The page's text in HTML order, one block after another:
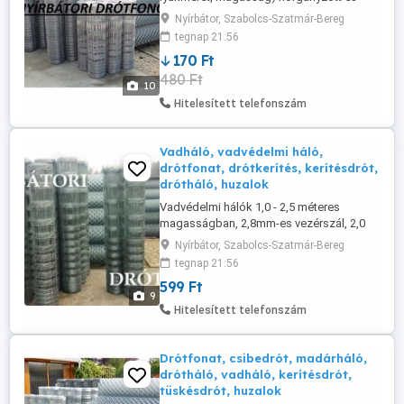
10
műanyagos drótfonatok, vadvédelmi
hálók, valamint horganyzott, tüskés és
fekete huzalok gyártása és forgalmazása.
Nyitva tartás rugalmas, csak telefonon
egyeztessünk! Horganyzott gépfonat:
60x60/1,7/1000 - bruttó ,- Ft/fm. Változás
...
Nyírbátor, Szabolcs-Szatmár-Bereg
tegnap 21:56
170 Ft
480 Ft
Hitelesített telefonszám
9
Vadháló, vadvédelmi háló,
drótfonat, drótkerítés, kerítésdrót,
drótháló, huzalok
Vadvédelmi hálók 1,0 - 2,5 méteres
magasságban, 2,8mm-es vezérszál, 2,0
mm-es mezővel. Erősített és sürített is
rendelhető! Különböző méretű
(huzalvastagság, lyukméret, magasság)
horganyzott és műanyagos drótfonatok,
madárháló, tcs.fonat, csibedrót valamint
gyártása ...
Nyírbátor, Szabolcs-Szatmár-Bereg
tegnap 21:56
599 Ft
Hitelesített telefonszám
Drótfonat, csibedrót, madárháló,
drótháló, vadháló, kerítésdrót,
tüskésdrót, huzalok